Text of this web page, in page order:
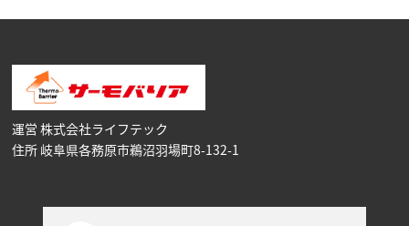
運営 株式会社ライフテック
住所 岐阜県各務原市鵜沼⽻場町8-132-1